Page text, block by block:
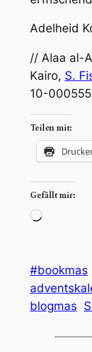
Adelheid
// Alaa al-
Kairo, S.
10-
Teilen mit:
Gefällt mir:
Wird
#bookmas
blogmas